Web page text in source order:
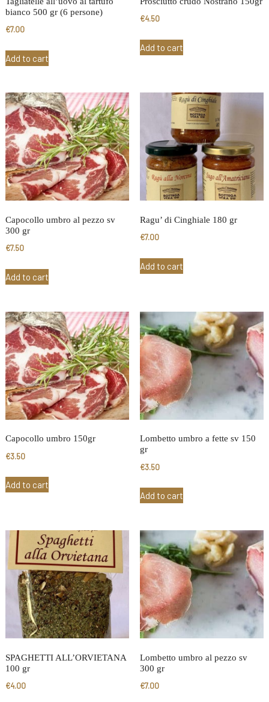
bianco 500 gr (6 persone)
€7.00
Add to cart
€4.50
Add to cart
Capocollo umbro al pezzo sv
300 gr
€7.50
Add to cart
Ragu’ di Cinghiale 180 gr
€7.00
Add to cart
Capocollo umbro 150gr
€3.50
Add to cart
Lombetto umbro a fette sv 150
gr
€3.50
Add to cart
SPAGHETTI ALL’ORVIETANA
100 gr
€4.00
Lombetto umbro al pezzo sv
300 gr
€7.00